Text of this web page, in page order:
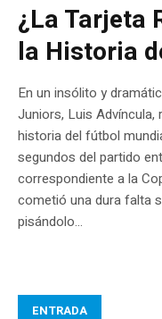
¿La Tarjeta
la Historia
En un insólito y
Juniors, Luis Advíncula,
historia del fútbol
segundos del partido
correspondiente a la
cometió una dura falta
pisándolo...
ENTRADA